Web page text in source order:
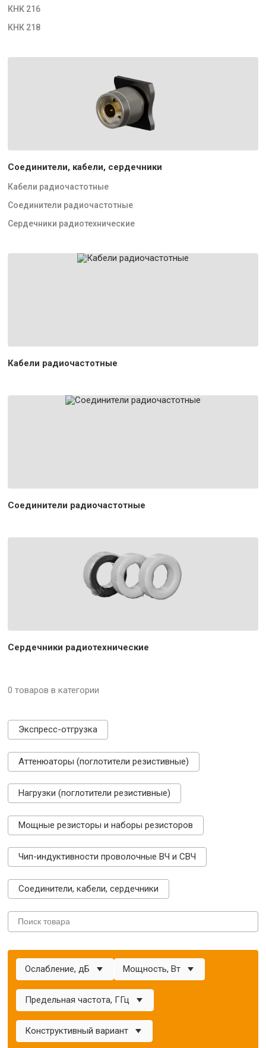
КНК 216
КНК 218
Соединители, кабели, сердечники
Кабели радиочастотные
Соединители радиочастотные
Сердечники радиотехнические
Кабели радиочастотные
Соединители радиочастотные
Сердечники радиотехнические
0 товаров в категории
Экспресс-отгрузка
Аттенюаторы (поглотители резистивные)
Нагрузки (поглотители резистивные)
Мощные резисторы и наборы резисторов
Чип-индуктивности проволочные ВЧ и СВЧ
Соединители, кабели, сердечники
Ослабление, дБ Мощность, Вт
Предельная частота, ГГц
Конструктивный вариант